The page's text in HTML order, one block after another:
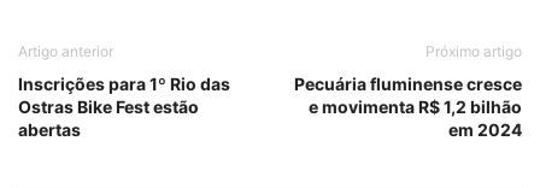
Artigo anterior
Inscrições para 1º Rio das
Ostras Bike Fest estão
abertas
Próximo artigo
Pecuária fluminense cresce
e movimenta R$ 1,2 bilhão
em 2024